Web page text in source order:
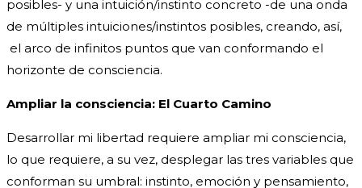
posibles- y una intuición/instinto concreto -de una onda
de múltiples intuiciones/instintos posibles, creando, así,
el arco de infinitos puntos que van conformando el
horizonte de consciencia.
Ampliar la consciencia: El Cuarto Camino
Desarrollar mi libertad requiere ampliar mi consciencia,
lo que requiere, a su vez, desplegar las tres variables que
conforman su umbral: instinto, emoción y pensamiento,